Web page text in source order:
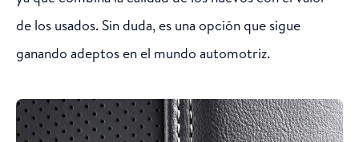
de los usados. Sin duda, es una opción que sigue
ganando adeptos en el mundo automotriz.